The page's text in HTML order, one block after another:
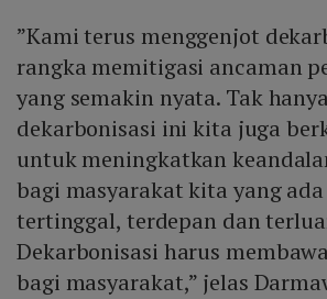
”Kami terus menggenjot
rangka memitigasi ancaman
yang semakin nyata. Tak
dekarbonisasi ini kita juga
untuk meningkatkan
bagi masyarakat kita yang
tertinggal, terdepan dan
Dekarbonisasi harus
bagi masyarakat,” jelas